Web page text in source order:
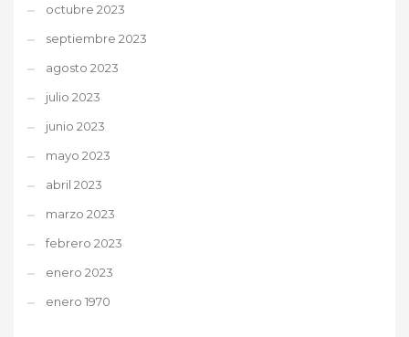
octubre 2023
septiembre 2023
agosto 2023
julio 2023
junio 2023
mayo 2023
abril 2023
marzo 2023
febrero 2023
enero 2023
enero 1970